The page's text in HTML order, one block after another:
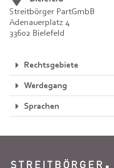
Streitbörger PartGmbB
Adenauerplatz 4
33602 Bielefeld
Rechtsgebiete
Werdegang
Sprachen